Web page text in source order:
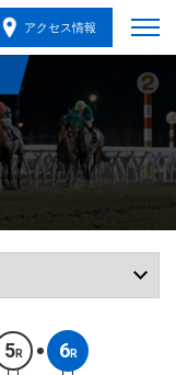
アクセス情報
5R 6R